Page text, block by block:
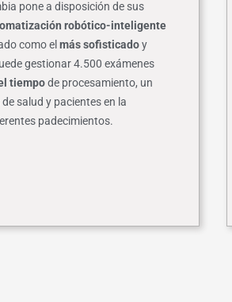
pone a disposición de sus
robótico-inteligente
como el más sofisticadoy
gestionar 4.500 exámenes
tiempode procesamiento, un
salud y pacientes en la
padecimientos.